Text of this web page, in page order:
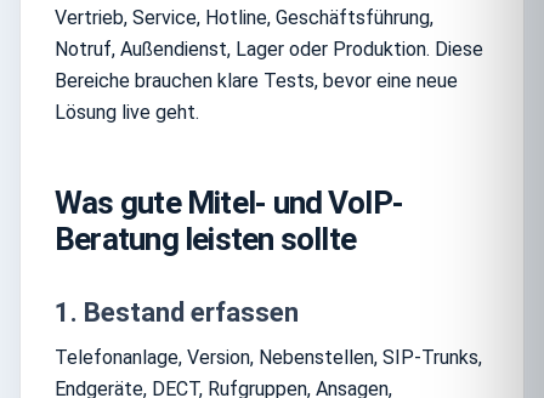
Vertrieb, Service, Hotline, Geschäftsführung,
Notruf, Außendienst, Lager oder Produktion. Diese
Bereiche brauchen klare Tests, bevor eine neue
Lösung live geht.
Was gute Mitel- und VoIP-
Beratung leisten sollte
1. Bestand erfassen
Telefonanlage, Version, Nebenstellen, SIP-Trunks,
Endgeräte, DECT, Rufgruppen, Ansagen,